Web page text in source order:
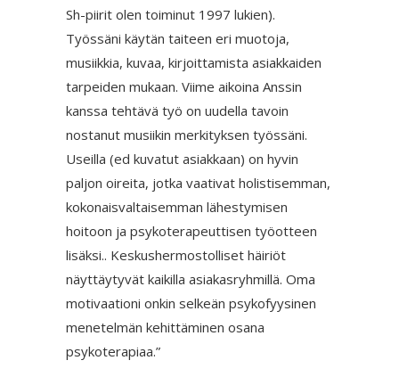
Sh-piirit olen toiminut 1997 lukien).
Työssäni käytän taiteen eri muotoja,
musiikkia, kuvaa, kirjoittamista asiakkaiden
tarpeiden mukaan. Viime aikoina Anssin
kanssa tehtävä työ on uudella tavoin
nostanut musiikin merkityksen työssäni.
Useilla (ed kuvatut asiakkaan) on hyvin
paljon oireita, jotka vaativat holistisemman,
kokonaisvaltaisemman lähestymisen
hoitoon ja psykoterapeuttisen työotteen
lisäksi.. Keskushermostolliset häiriöt
näyttäytyvät kaikilla asiakasryhmillä. Oma
motivaationi onkin selkeän psykofyysinen
menetelmän kehittäminen osana
psykoterapiaa.”